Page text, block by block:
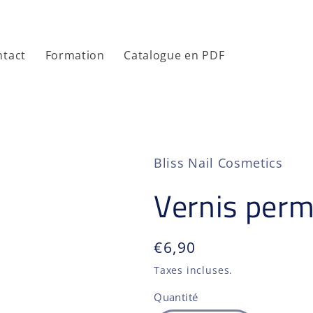
Formation Catalogue en PDF
Bliss Nail Cosmetics
Vernis
Prix
habituel
€6,90
Taxes incluses.
Quantité